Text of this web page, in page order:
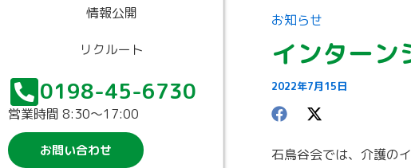
情報公開
リクルート
0198-45-6730
営業時間 8:30〜17:00
お問い合わせ
お知らせ
インターン
2022年7月15日
石鳥谷会では、介護の